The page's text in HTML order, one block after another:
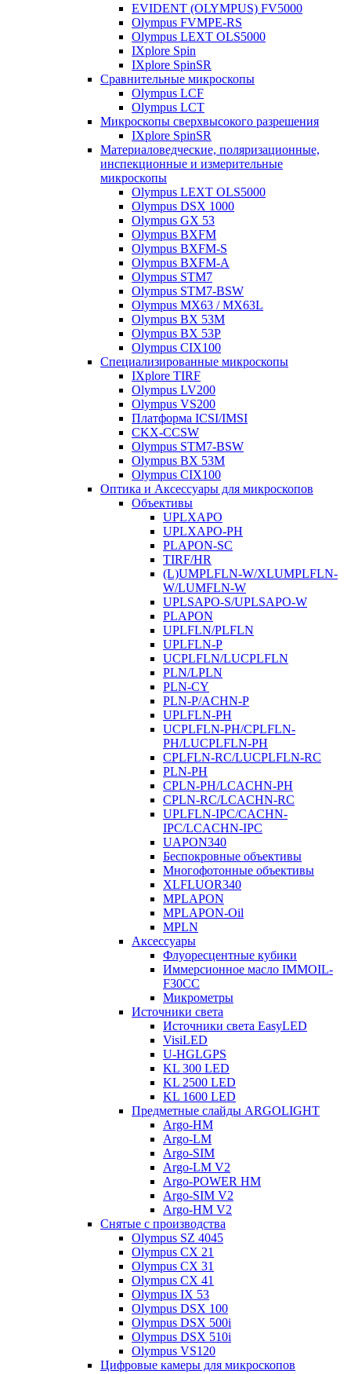
EVIDENT (OLYMPUS) FV5000
Olympus FVMPE-RS
Olympus LEXT OLS5000
IXplore Spin
IXplore SpinSR
Сравнительные микроскопы
Olympus LCF
Olympus LCT
Микроскопы сверхвысокого разрешения
IXplore SpinSR
Материаловедческие, поляризационные,
инспекционные и измерительные
микроскопы
Olympus LEXT OLS5000
Olympus DSX 1000
Olympus GX 53
Olympus BXFM
Olympus BXFM-S
Olympus BXFM-A
Olympus STM7
Olympus STM7-BSW
Olympus MX63 / MX63L
Olympus BX 53M
Olympus BX 53P
Olympus CIX100
Специализированные микроскопы
IXplore TIRF
Olympus LV200
Olympus VS200
Платформа ICSI/IMSI
CKX-CCSW
Olympus STM7-BSW
Olympus BX 53M
Olympus CIX100
Оптика и Аксессуары для микроскопов
Объективы
UPLXAPO
UPLXAPO-PH
PLAPON-SC
TIRF/HR
(L)UMPLFLN-W/XLUMPLFLN-
W/LUMFLN-W
UPLSAPO-S/UPLSAPO-W
PLAPON
UPLFLN/PLFLN
UPLFLN-P
UCPLFLN/LUCPLFLN
PLN/LPLN
PLN-CY
PLN-P/ACHN-P
UPLFLN-PH
UCPLFLN-PH/CPLFLN-
PH/LUCPLFLN-PH
CPLFLN-RC/LUCPLFLN-RC
PLN-PH
CPLN-PH/LCACHN-PH
CPLN-RC/LCACHN-RC
UPLFLN-IPC/CACHN-
IPC/LCACHN-IPC
UAPON340
Беспокровные объективы
Многофотонные объективы
XLFLUOR340
MPLAPON
MPLAPON-Oil
MPLN
Аксессуары
Флуоресцентные кубики
Иммерсионное масло IMMOIL-
F30CC
Микрометры
Источники света
Источники света EasyLED
VisiLED
U-HGLGPS
KL 300 LED
KL 2500 LED
KL 1600 LED
Предметные слайды ARGOLIGHT
Argo-HM
Argo-LM
Argo-SIM
Argo-LM V2
Argo-POWER HM
Argo-SIM V2
Argo-HM V2
Снятые с производства
Olympus SZ 4045
Olympus CX 21
Olympus CX 31
Olympus CX 41
Olympus IX 53
Olympus DSX 100
Olympus DSX 500i
Olympus DSX 510i
Olympus VS120
Цифровые камеры для микроскопов